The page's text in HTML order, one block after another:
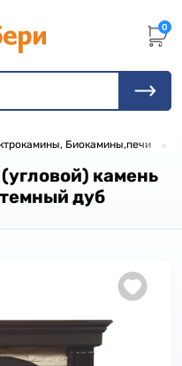
0
Биокамины,печи •
камень
дуб